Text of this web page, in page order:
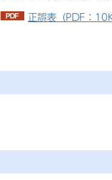
正誤表（PDF：